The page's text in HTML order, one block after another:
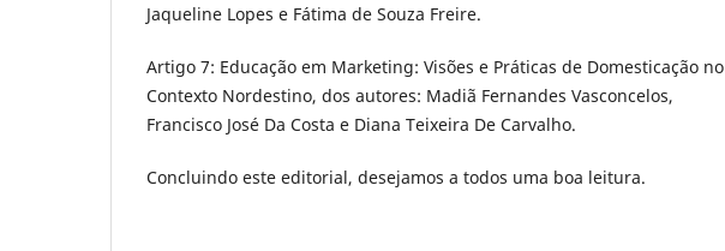
Jaqueline Lopes e Fátima de Souza Freire.
Artigo 7: Educação em Marketing: Visões e Práticas de Domesticação no
Contexto Nordestino, dos autores: Madiã Fernandes Vasconcelos,
Francisco José Da Costa e Diana Teixeira De Carvalho.
Concluindo este editorial, desejamos a todos uma boa leitura.